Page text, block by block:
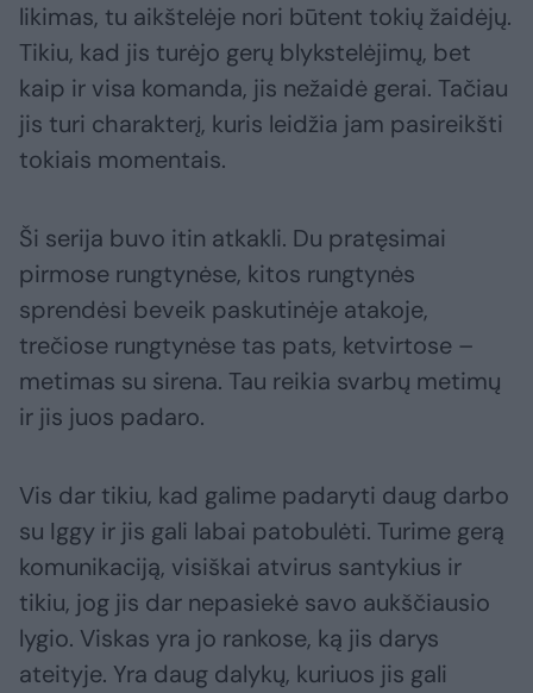
likimas, tu aikštelėje nori būtent tokių žaidėjų.
Tikiu, kad jis turėjo gerų blykstelėjimų, bet
kaip ir visa komanda, jis nežaidė gerai. Tačiau
jis turi charakterį, kuris leidžia jam pasireikšti
tokiais momentais.
Ši serija buvo itin atkakli. Du pratęsimai
pirmose rungtynėse, kitos rungtynės
sprendėsi beveik paskutinėje atakoje,
trečiose rungtynėse tas pats, ketvirtose –
metimas su sirena. Tau reikia svarbų metimų
ir jis juos padaro.
Vis dar tikiu, kad galime padaryti daug darbo
su Iggy ir jis gali labai patobulėti. Turime gerą
komunikaciją, visiškai atvirus santykius ir
tikiu, jog jis dar nepasiekė savo aukščiausio
lygio. Viskas yra jo rankose, ką jis darys
ateityje. Yra daug dalykų, kuriuos jis gali